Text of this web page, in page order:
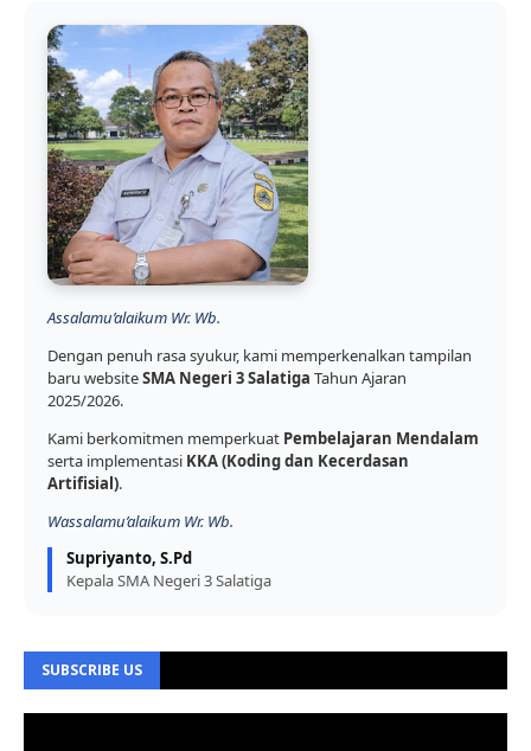
Assalamu’alaikum Wr. Wb.
Dengan penuh rasa syukur, kami memperkenalkan tampilan
baru websiteSMA Negeri 3 Salatiga Tahun Ajaran
2025/2026.
Kami berkomitmen memperkuat Pembelajaran Mendalam
serta implementasi KKA (Koding dan Kecerdasan
Artifisial).
Wassalamu’alaikum Wr. Wb.
Supriyanto, S.Pd
Kepala SMA Negeri 3 Salatiga
SUBSCRIBE US